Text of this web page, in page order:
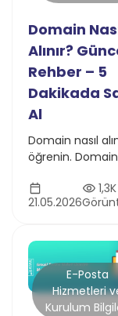
Domain
Alınır?
Rehber – 5
Dakikada
Al
Domain nasıl
öğrenin. Domain
yapılandırması,
WHOIS gizliliği ve
hakkında
rehber.
21.05.2026
1,3K
E-Posta
Hizmetleri
Kurulum